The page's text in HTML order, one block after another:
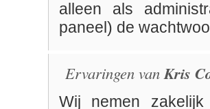
alleen als
paneel) de
Ervaringen vanKris
Wij nemen